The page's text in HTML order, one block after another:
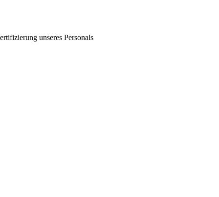
unseres Personals